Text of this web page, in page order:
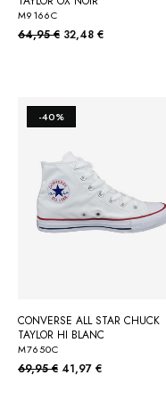
M9166C
64,95 € 32,48 €
CONVERSE ALL STAR CHUCK
TAYLOR HI BLANC
M7650C
69,95 € 41,97 €
-40%